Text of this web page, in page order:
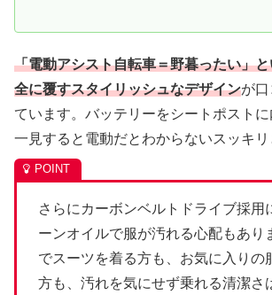
「電動アシスト自転車＝野暮ったい」
全に覆すスタイリッシュなデザインが
ています。バッテリーをシートポストに
一見すると電動だとわからないスッキリ
さらにカーボンベルトドライブ採用
ーンオイルで服が汚れる心配もあり
でスーツを着る方も、お気に入りの
方も、汚れを気にせず乗れる清潔さ